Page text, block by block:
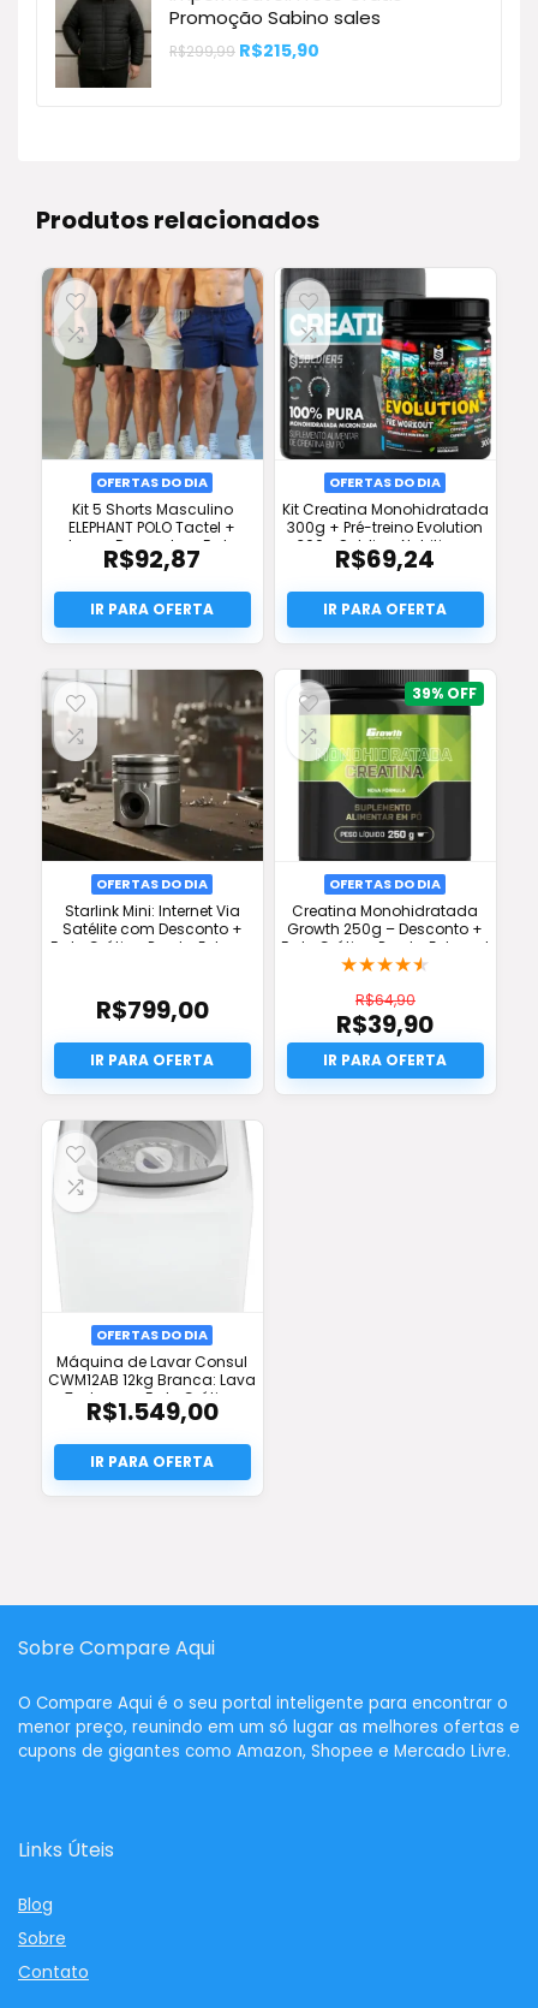
Promoção Sabino sales
R$299,99 O
R$215,90
Produtos relacionados
OFERTAS DO DIA
Kit 5 Shorts Masculino
ELEPHANT POLO Tactel +
Lycra: Desconto + Frete
Grátis + Promoção
R$92,87
OFERTAS DO DIA
Kit Creatina Monohidratada
300g + Pré-treino Evolution
300g Soldiers Nutrition –
Desconto e Frete Grátis
R$69,24
OFERTAS DO DIA
Starlink Mini: Internet Via
Satélite com Desconto +
Frete Grátis e Pronta Entrega
R$799,00
39%
OFERTAS DO DIA
Creatina Monohidratada
Growth 250g – Desconto +
Frete Grátis e Pronta Entrega!
★★★★★
R$64,90
O
preço
original
era:
R$39,90
O
preço
atual
OFERTAS DO DIA
Máquina de Lavar Consul
CWM12AB 12kg Branca: Lava
Tudo com Frete Grátis e
Oferta!
R$1.549,00
Sobre Compare Aqui
O Compare Aqui é o seu portal inteligente para encontrar o
menor preço, reunindo em um só lugar as melhores ofertas e
cupons de gigantes como Amazon, Shopee e Mercado Livre.
Links Úteis
Blog
Sobre
Contato